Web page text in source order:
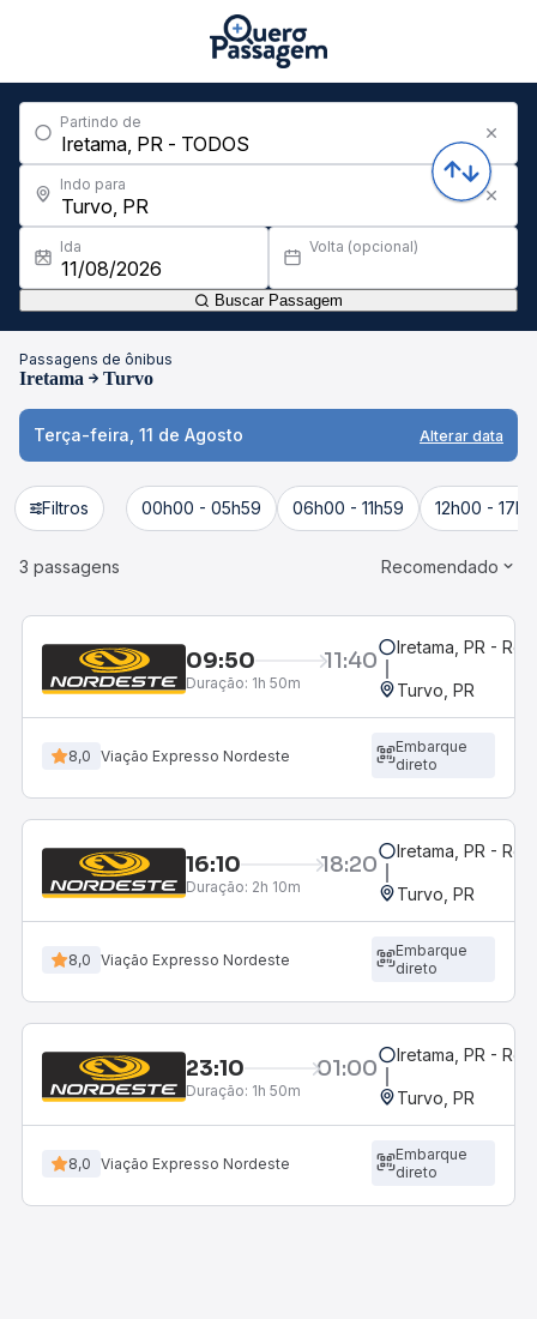
Partindo de
Indo para
Ida Volta (opcional)
Buscar Passagem
Passagens de ônibus
Iretama Turvo
Terça-feira, 11 de Agosto Alterar data
Filtros 00h00 - 05h59 06h00 - 11h59 12h00 -
3 passagens Recomendado
09:50 11:40
Duração: 1h 50m
Iretama, PR -
Turvo, PR
8,0 Viação Expresso Nordeste
Embarque
direto
16:10 18:20
Duração: 2h 10m
Iretama, PR -
Turvo, PR
8,0 Viação Expresso Nordeste
Embarque
direto
23:10 01:00
Duração: 1h 50m
Iretama, PR -
Turvo, PR
8,0 Viação Expresso Nordeste
Embarque
direto